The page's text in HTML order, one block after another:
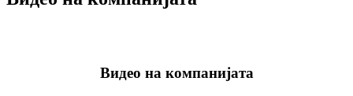
Видео на компанијата